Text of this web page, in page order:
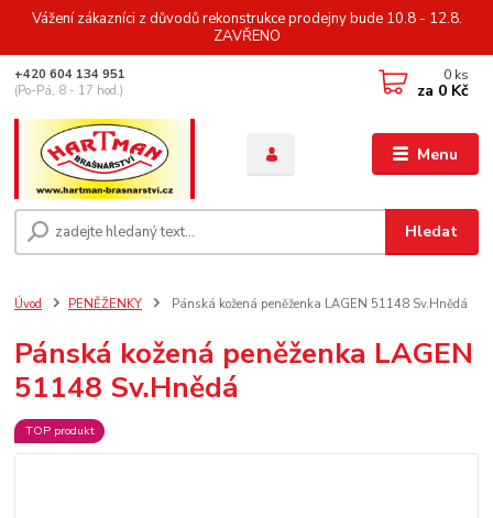
Vážení zákazníci z důvodů rekonstrukce prodejny bude 10.8 - 12.8.
ZAVŘENO
Menu
Hledat
+420 604 134 951
(Po-Pá, 8 - 17 hod.)
0 ks
za 0 Kč
Úvod PENĚŽENKY Pánská kožená peněženka LAGEN 51148 Sv.Hnědá
Pánská kožená peněženka LAGEN
51148 Sv.Hnědá
TOP produkt